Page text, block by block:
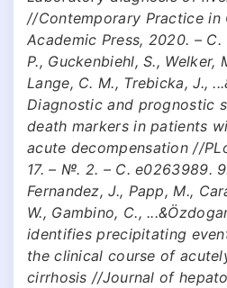
//Contemporary Practice in
Academic Press, 2020. –
P., Guckenbiehl, S., Welker,
Lange, C. M., Trebicka, J.,
Diagnostic and prognostic
death markers in patients
acute decompensation //
17. – №. 2. – С. e0263989.
Fernandez, J., Papp, M.,
W., Gambino, C.,
identifies precipitating
the clinical course of
cirrhosis //Journal of